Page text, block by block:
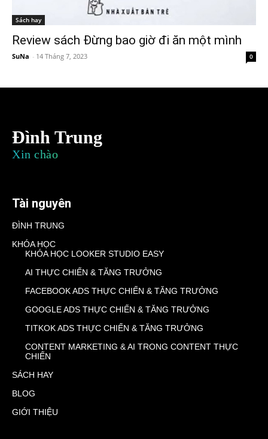
Sách hay
Review sách Đừng bao giờ đi ăn một mình
SuNa - 14 Tháng 7, 2023 0
Đình Trung
Xin chào
Tài nguyên
ĐÌNH TRUNG
KHÓA HỌC
KHÓA HỌC LOOKER STUDIO EASY
AI THỰC CHIẾN & TĂNG TRƯỞNG
FACEBOOK ADS THỰC CHIẾN & TĂNG TRƯỞNG
GOOGLE ADS THỰC CHIẾN & TĂNG TRƯỞNG
TITKOK ADS THỰC CHIẾN & TĂNG TRƯỞNG
CONTENT MARKETING & AI TRONG CONTENT THỰC
CHIẾN
SÁCH HAY
BLOG
GIỚI THIỆU